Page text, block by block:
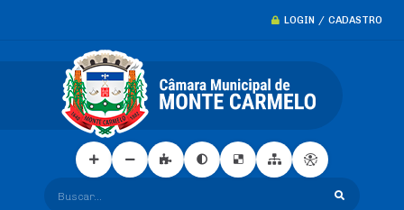
LOGIN / CADASTRO
Buscar...